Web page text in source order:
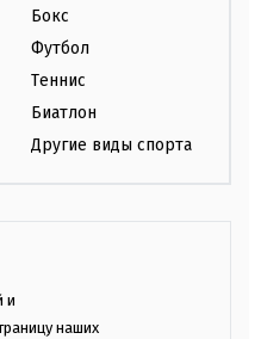
Бокс
Футбол
Теннис
Биатлон
Другие виды спорта
и
наших